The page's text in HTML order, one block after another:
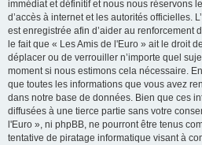
immédiat et définitif et nous nous réservons
d’accès à internet et les autorités officielles.
est enregistrée afin d’aider au renforcement
le fait que « Les Amis de l'Euro » ait le droit
déplacer ou de verrouiller n’importe quel
moment si nous estimons cela nécessaire.
que toutes les informations que vous avez
dans notre base de données. Bien que ces
diffusées à une tierce partie sans votre
l'Euro », ni phpBB, ne pourront être tenus
tentative de piratage informatique visant à